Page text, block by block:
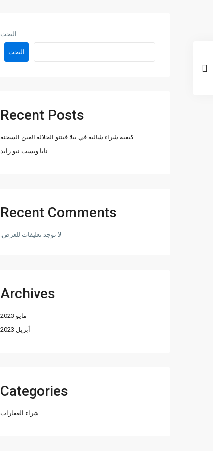
البحث
البحث
Recent Posts
كيفية شراء شاليه في بيلا فينتو الجلالة العين السخنة
نايا ويست نيو زايد
Recent Comments
لا توجد تعليقات للعرض.
Archives
مايو 2023
أبريل 2023
Categories
شراء العقارات